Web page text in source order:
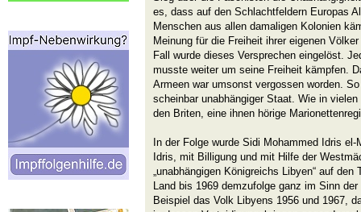
es, dass auf den Schlachtfeldern Europas
Menschen aus allen damaligen Kolonien
Meinung für die Freiheit ihrer eigenen
Fall wurde dieses Versprechen eingelöst.
musste weiter um seine Freiheit kämpfen.
Armeen war umsonst vergossen worden.
scheinbar unabhängiger Staat. Wie in
den Briten, eine ihnen hörige
In der Folge wurde Sidi Mohammed Idris
Idris, mit Billigung und mit Hilfe der
„unabhängigen Königreichs Libyen“ auf
Land bis 1969 demzufolge ganz im Sinn
Beispiel das Volk Libyens 1956 und 1967,